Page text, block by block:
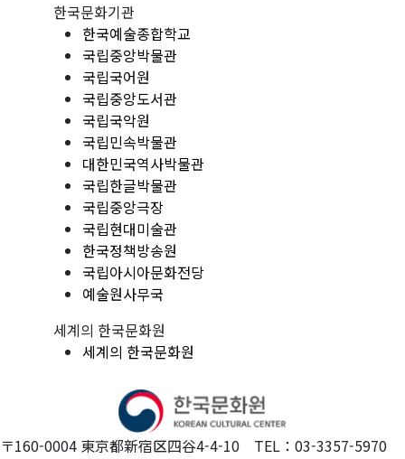
한국문화기관
한국예술종합학교
국립중앙박물관
국립국어원
국립중앙도서관
국립국악원
국립민속박물관
대한민국역사박물관
국립한글박물관
국립중앙극장
국립현대미술관
한국정책방송원
국립아시아문화전당
예술원사무국
세계의 한국문화원
세계의 한국문화원
〒160-0004 東京都新宿区四谷4-4-10 TEL：03-3357-5970